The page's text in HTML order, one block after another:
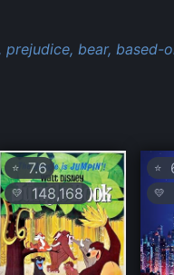
prejudice, bear, based-
⭐ 7.6
💛 148,168
⭐
💛